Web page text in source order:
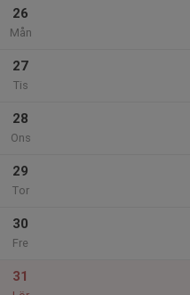
26
Mån
27
Tis
28
Ons
29
Tor
30
Fre
31